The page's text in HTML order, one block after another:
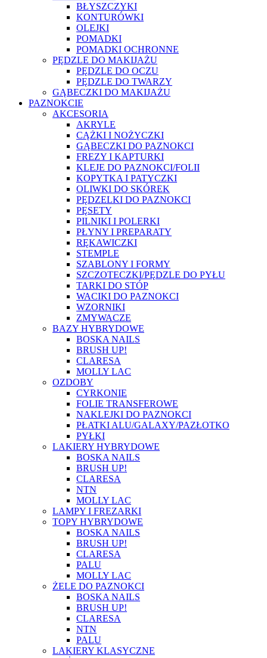
BŁYSZCZYKI
KONTURÓWKI
OLEJKI
POMADKI
POMADKI OCHRONNE
PĘDZLE DO MAKIJAŻU
PĘDZLE DO OCZU
PĘDZLE DO TWARZY
GĄBECZKI DO MAKIJAŻU
PAZNOKCIE
AKCESORIA
AKRYLE
CĄŻKI I NOŻYCZKI
GĄBECZKI DO PAZNOKCI
FREZY I KAPTURKI
KLEJE DO PAZNOKCI/FOLII
KOPYTKA I PATYCZKI
OLIWKI DO SKÓREK
PĘDZELKI DO PAZNOKCI
PĘSETY
PILNIKI I POLERKI
PŁYNY I PREPARATY
RĘKAWICZKI
STEMPLE
SZABLONY I FORMY
SZCZOTECZKI/PĘDZLE DO PYŁU
TARKI DO STÓP
WACIKI DO PAZNOKCI
WZORNIKI
ZMYWACZE
BAZY HYBRYDOWE
BOSKA NAILS
BRUSH UP!
CLARESA
MOLLY LAC
OZDOBY
CYRKONIE
FOLIE TRANSFEROWE
NAKLEJKI DO PAZNOKCI
PŁATKI ALU/GALAXY/PAZŁOTKO
PYŁKI
LAKIERY HYBRYDOWE
BOSKA NAILS
BRUSH UP!
CLARESA
NTN
MOLLY LAC
LAMPY I FREZARKI
TOPY HYBRYDOWE
BOSKA NAILS
BRUSH UP!
CLARESA
PALU
MOLLY LAC
ŻELE DO PAZNOKCI
BOSKA NAILS
BRUSH UP!
CLARESA
NTN
PALU
LAKIERY KLASYCZNE